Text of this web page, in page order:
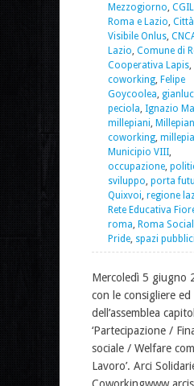
Mezzogiorno, CGIL
Roma e Lazio, Città
Visibile Onlus,
Lazio, Comune di
Cooperativa Lapis,
coworking, Felipe
Goycoolea,
peciola, Ignazio
millepiani,
coworking,
Municipio VIII,
occupazione,
sviluppo, porta
Quixvoi, regione
Rete Educativa
roma, Roma Social
Pride, spazi pubblici
Mercoledì 5 giugno
con le consigliere ed
dell’assemblea
‘Partecipazione /
sociale / Welfare
Lavoro’. Arci